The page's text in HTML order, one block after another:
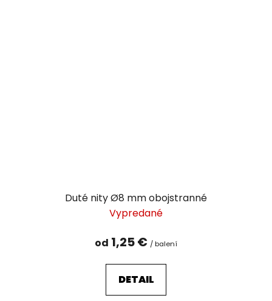
Duté nity Ø8 mm obojstranné
Vypredané
od 1,25 € / balení
DETAIL